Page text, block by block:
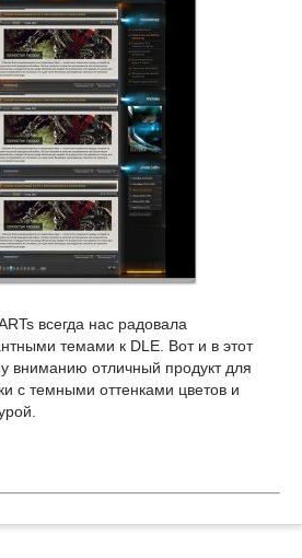
всегда нас радовала
темами к DLE. Вот и в этот
вниманию отличный продукт для
с темными оттенками цветов и